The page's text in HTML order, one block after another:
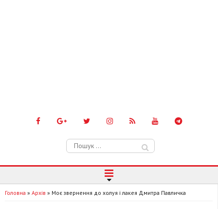
Пошук:
Головна » Архів » Моє звернення до холуя і лакея Дмитра Павличка